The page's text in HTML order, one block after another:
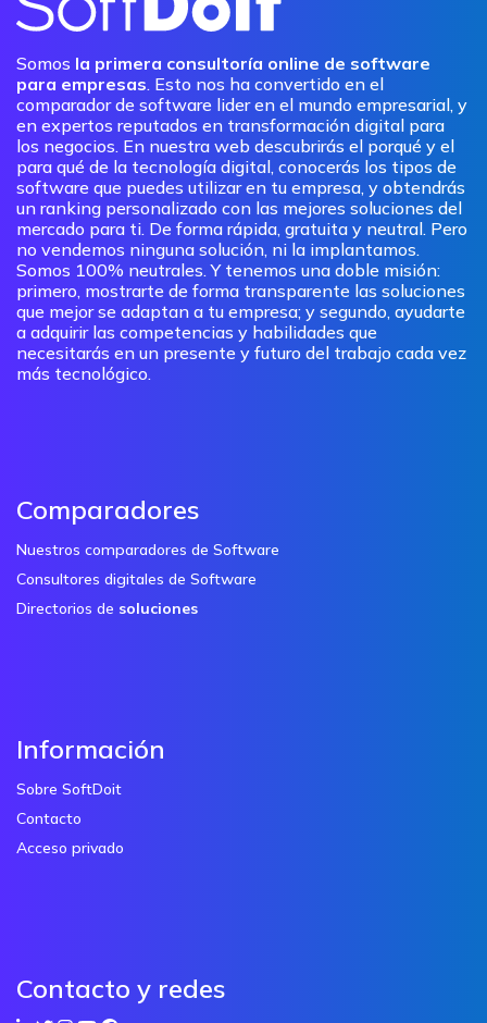
Somos la primera consultoría online de software
para empresas. Esto nos ha convertido en el
comparador de software lider en el mundo empresarial, y
en expertos reputados en transformación digital para
los negocios. En nuestra web descubrirás el porqué y el
para qué de la tecnología digital, conocerás los tipos de
software que puedes utilizar en tu empresa, y obtendrás
un ranking personalizado con las mejores soluciones del
mercado para ti. De forma rápida, gratuita y neutral. Pero
no vendemos ninguna solución, ni la implantamos.
Somos 100% neutrales. Y tenemos una doble misión:
primero, mostrarte de forma transparente las soluciones
que mejor se adaptan a tu empresa; y segundo, ayudarte
a adquirir las competencias y habilidades que
necesitarás en un presente y futuro del trabajo cada vez
más tecnológico.
Comparadores
Nuestros comparadores de Software
Consultores digitales de Software
Directorios de soluciones
Información
Sobre SoftDoit
Contacto
Acceso privado
Contacto y redes